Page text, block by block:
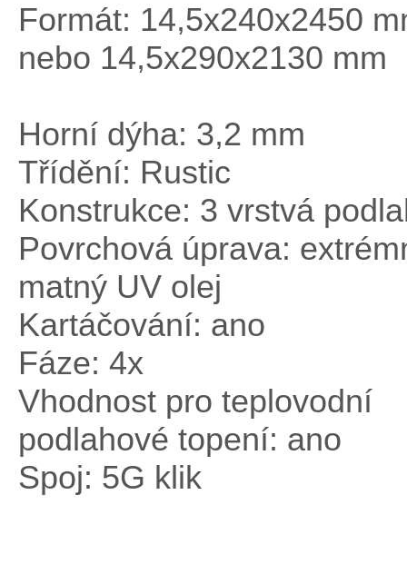
Formát: 14,5x240x2450
nebo 14,5x290x2130 mm
Horní dýha: 3,2 mm
Třídění: Rustic
Konstrukce: 3 vrstvá
Povrchová úprava:
matný UV olej
Kartáčování: ano
Fáze: 4x
Vhodnost pro teplovodní
podlahové topení: ano
Spoj: 5G klik